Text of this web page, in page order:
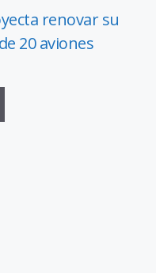
renovar su
20 aviones